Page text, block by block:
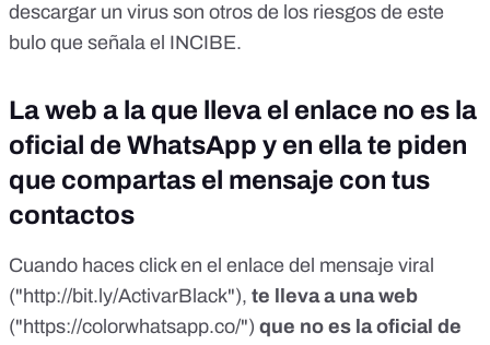
descargar un virus son otros de los riesgos de este
bulo que señala el INCIBE.
La web a la que lleva el enlace no es la
oficial de WhatsApp y en ella te piden
que compartas el mensaje con tus
contactos
Cuando haces click en el enlace del mensaje viral
("http://bit.ly/ActivarBlack"), te lleva a una web
("https://colorwhatsapp.co/") que no es laoficial de